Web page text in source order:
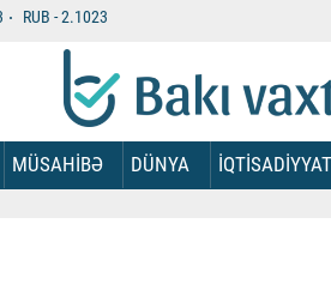
RUB -2.1023
MÜSAHİBƏ DÜNYA İQTİSADİYYAT